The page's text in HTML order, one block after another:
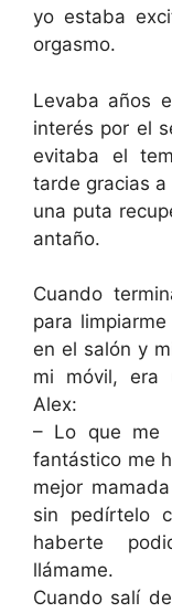
yo estaba
orgasmo.
Levaba años
interés por el
evitaba el
tarde gracias
una puta
antaño.
Cuando
para
en el salón y
mi móvil, era
Alex:
– Lo que me
fantástico me
mejor
sin pedírtelo
haberte
llámame.
Cuando salí